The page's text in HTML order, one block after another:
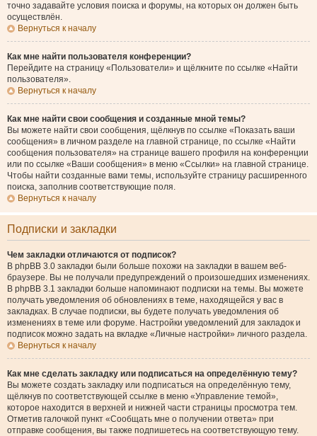
точно задавайте условия поиска и форумы, на которых он должен быть
осуществлён.
Вернуться к началу
Как мне найти пользователя конференции?
Перейдите на страницу «Пользователи» и щёлкните по ссылке «Найти
пользователя».
Вернуться к началу
Как мне найти свои сообщения и созданные мной темы?
Вы можете найти свои сообщения, щёлкнув по ссылке «Показать ваши
сообщения» в личном разделе на главной странице, по ссылке «Найти
сообщения пользователя» на странице вашего профиля на конференции
или по ссылке «Ваши сообщения» в меню «Ссылки» на главной странице.
Чтобы найти созданные вами темы, используйте страницу расширенного
поиска, заполнив соответствующие поля.
Вернуться к началу
Подписки и закладки
Чем закладки отличаются от подписок?
В phpBB 3.0 закладки были больше похожи на закладки в вашем веб-
браузере. Вы не получали предупреждений о произошедших изменениях.
В phpBB 3.1 закладки больше напоминают подписки на темы. Вы можете
получать уведомления об обновлениях в теме, находящейся у вас в
закладках. В случае подписки, вы будете получать уведомления об
изменениях в теме или форуме. Настройки уведомлений для закладок и
подписок можно задать на вкладке «Личные настройки» личного раздела.
Вернуться к началу
Как мне сделать закладку или подписаться на определённую тему?
Вы можете создать закладку или подписаться на определённую тему,
щёлкнув по соответствующей ссылке в меню «Управление темой»,
которое находится в верхней и нижней части страницы просмотра тем.
Отметив галочкой пункт «Сообщать мне о получении ответа» при
отправке сообщения, вы также подпишетесь на соответствующую тему.